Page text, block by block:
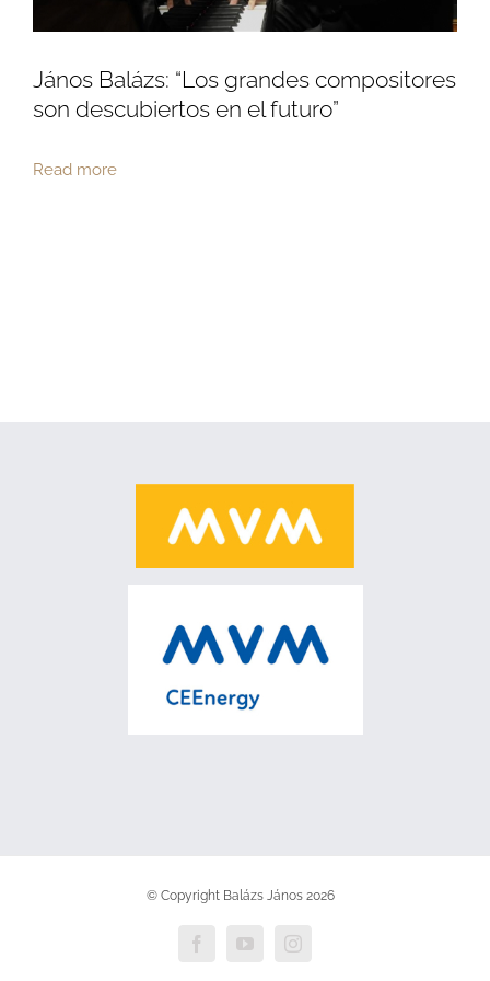
János Balázs: “Los grandes compositores
son descubiertos en el futuro”
Read more
© Copyright Balázs János 2026
FacebookYouTubeInstagram